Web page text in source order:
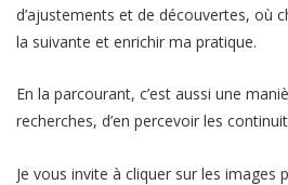
d’ajustements et de découvertes, où
la suivante et enrichir ma pratique.
En la parcourant, c’est aussi une
recherches, d’en percevoir les
Je vous invite à cliquer sur les images